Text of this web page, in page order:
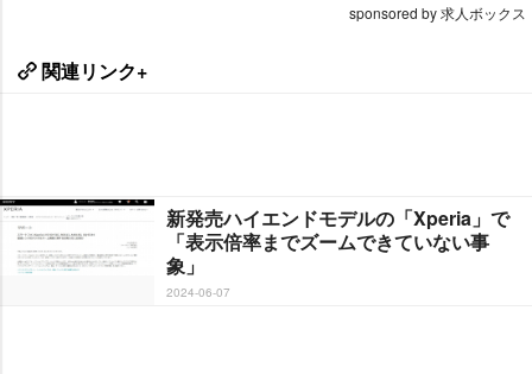
sponsored by 求人ボックス
関連リンク+
新発売ハイエンドモデルの「Xperia」で
「表示倍率までズームできていない事
象」
2024-06-07